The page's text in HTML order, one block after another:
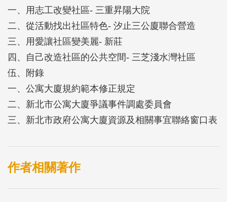
一、用志工改變社區- 三重昇陽大院
二、從活動找出社區特色- 汐止三公廈聯合營造
三、用愛讓社區變美麗- 新莊
四、自己改造社區的公共空間- 三芝淺水灣社區
伍、附錄
一、公寓大廈規約範本修正規定
二、新北市公寓大廈爭議事件調處委員會
三、新北市政府公寓大廈資源及相關事宜聯絡窗口表
作者相關著作